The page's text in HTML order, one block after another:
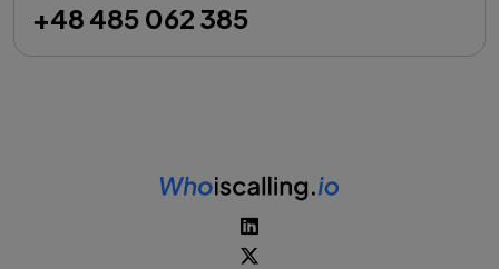
+48 485 062 385